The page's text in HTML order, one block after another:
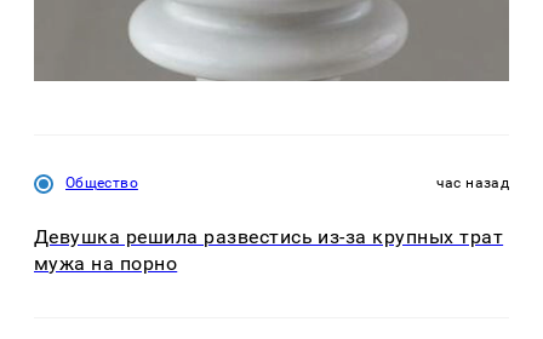
Общество час назад
Девушка решила развестись из-за крупных трат
мужа на порно